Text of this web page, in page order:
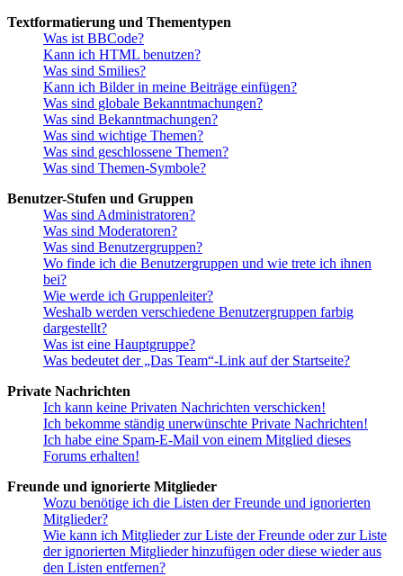
Textformatierung und Thementypen
Was ist BBCode?
Kann ich HTML benutzen?
Was sind Smilies?
Kann ich Bilder in meine Beiträge einfügen?
Was sind globale Bekanntmachungen?
Was sind Bekanntmachungen?
Was sind wichtige Themen?
Was sind geschlossene Themen?
Was sind Themen-Symbole?
Benutzer-Stufen und Gruppen
Was sind Administratoren?
Was sind Moderatoren?
Was sind Benutzergruppen?
Wo finde ich die Benutzergruppen und wie trete ich ihnen
bei?
Wie werde ich Gruppenleiter?
Weshalb werden verschiedene Benutzergruppen farbig
dargestellt?
Was ist eine Hauptgruppe?
Was bedeutet der „Das Team“-Link auf der Startseite?
Private Nachrichten
Ich kann keine Privaten Nachrichten verschicken!
Ich bekomme ständig unerwünschte Private Nachrichten!
Ich habe eine Spam-E-Mail von einem Mitglied dieses
Forums erhalten!
Freunde und ignorierte Mitglieder
Wozu benötige ich die Listen der Freunde und ignorierten
Mitglieder?
Wie kann ich Mitglieder zur Liste der Freunde oder zur Liste
der ignorierten Mitglieder hinzufügen oder diese wieder aus
den Listen entfernen?